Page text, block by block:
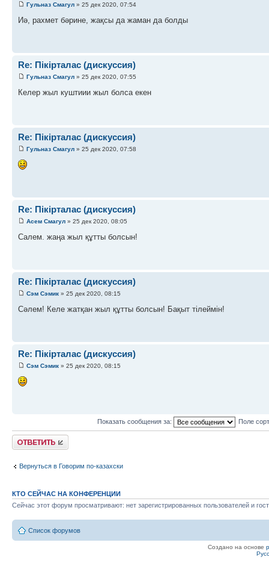
Гульназ Смагул » 25 дек 2020, 07:54
Иә, рахмет бәрине, жақсы да жаман да болды
Re: Пікірталас (дискуссия)
Гульназ Смагул » 25 дек 2020, 07:55
Келер жыл куштиии жыл болса екен
Re: Пікірталас (дискуссия)
Гульназ Смагул » 25 дек 2020, 07:58
Re: Пікірталас (дискуссия)
Асем Смагул » 25 дек 2020, 08:05
Салем. жаңа жыл құтты болсын!
Re: Пікірталас (дискуссия)
Сэм Сэмик » 25 дек 2020, 08:15
Сәлем! Келе жатқан жыл құтты болсын! Бақыт тілеймін!
Re: Пікірталас (дискуссия)
Сэм Сэмик » 25 дек 2020, 08:15
Показать сообщения за: Поле
Ответить
Вернуться в Говорим по-казахски
КТО СЕЙЧАС НА КОНФЕРЕНЦИИ
Сейчас этот форум просматривают: нет зарегистрированных пользователей и
Список форумов
Создано на основе